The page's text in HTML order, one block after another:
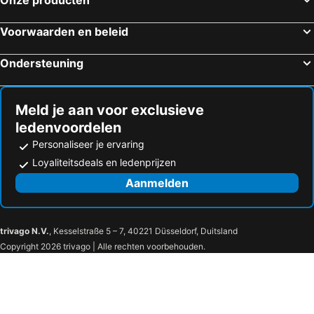
Baška Strandhotels
Rab Strandhotels
Njivice Strandhotels
Novi Vinodolski Strandhotels
Selce Strandhotels
Monfalcone Strandhotels
Voorwaarden en beleid
Ondersteuning
Meld je aan voor exclusieve
ledenvoordelen
Personaliseer je ervaring
Loyaliteitsdeals en ledenprijzen
Aanmelden
trivago N.V., Kesselstraße 5 – 7, 40221 Düsseldorf, Duitsland
Copyright 2026 trivago | Alle rechten voorbehouden.